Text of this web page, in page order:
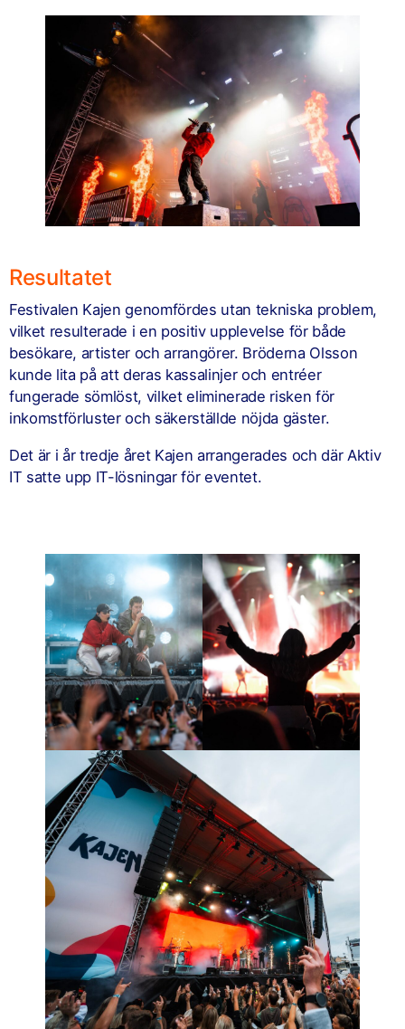
Resultatet
Festivalen Kajen genomfördes utan tekniska problem,
vilket resulterade i en positiv upplevelse för både
besökare, artister och arrangörer. Bröderna Olsson
kunde lita på att deras kassalinjer och entréer
fungerade sömlöst, vilket eliminerade risken för
inkomstförluster och säkerställde nöjda gäster.
Det är i år tredje året Kajen arrangerades och där Aktiv
IT satte upp IT-lösningar för eventet.